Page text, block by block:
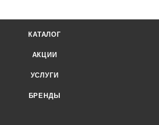
КАТАЛОГ
АКЦИИ
УСЛУГИ
БРЕНДЫ